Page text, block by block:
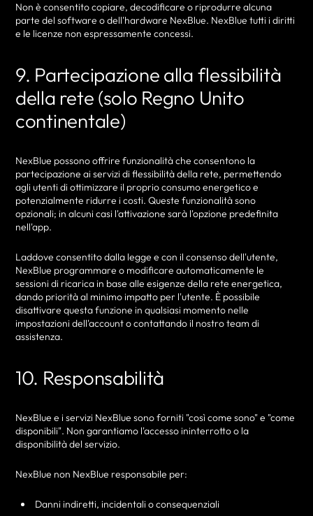
Non è consentito copiare, decodificare o riprodurre alcuna
parte del software o dell'hardware NexBlue. NexBlue tutti i diritti
e le licenze non espressamente concessi.
9. Partecipazione alla flessibilità
della rete (solo Regno Unito
continentale)
NexBlue possono offrire funzionalità che consentono la
partecipazione ai servizi di flessibilità della rete, permettendo
agli utenti di ottimizzare il proprio consumo energetico e
potenzialmente ridurre i costi. Queste funzionalità sono
opzionali; in alcuni casi l'attivazione sarà l'opzione predefinita
nell'app.
Laddove consentito dalla legge e con il consenso dell'utente,
NexBlue programmare o modificare automaticamente le
sessioni di ricarica in base alle esigenze della rete energetica,
dando priorità al minimo impatto per l'utente. È possibile
disattivare questa funzione in qualsiasi momento nelle
impostazioni dell'account o contattando il nostro team di
assistenza.
10. Responsabilità
NexBlue e i servizi NexBlue sono forniti "così come sono" e "come
disponibili". Non garantiamo l'accesso ininterrotto o la
disponibilità del servizio.
NexBlue non NexBlue responsabile per:
Danni indiretti, incidentali o consequenziali